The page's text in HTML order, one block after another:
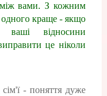
між вами. З кожним
краще - якщо
відносини
це ніколи
- поняття дуже